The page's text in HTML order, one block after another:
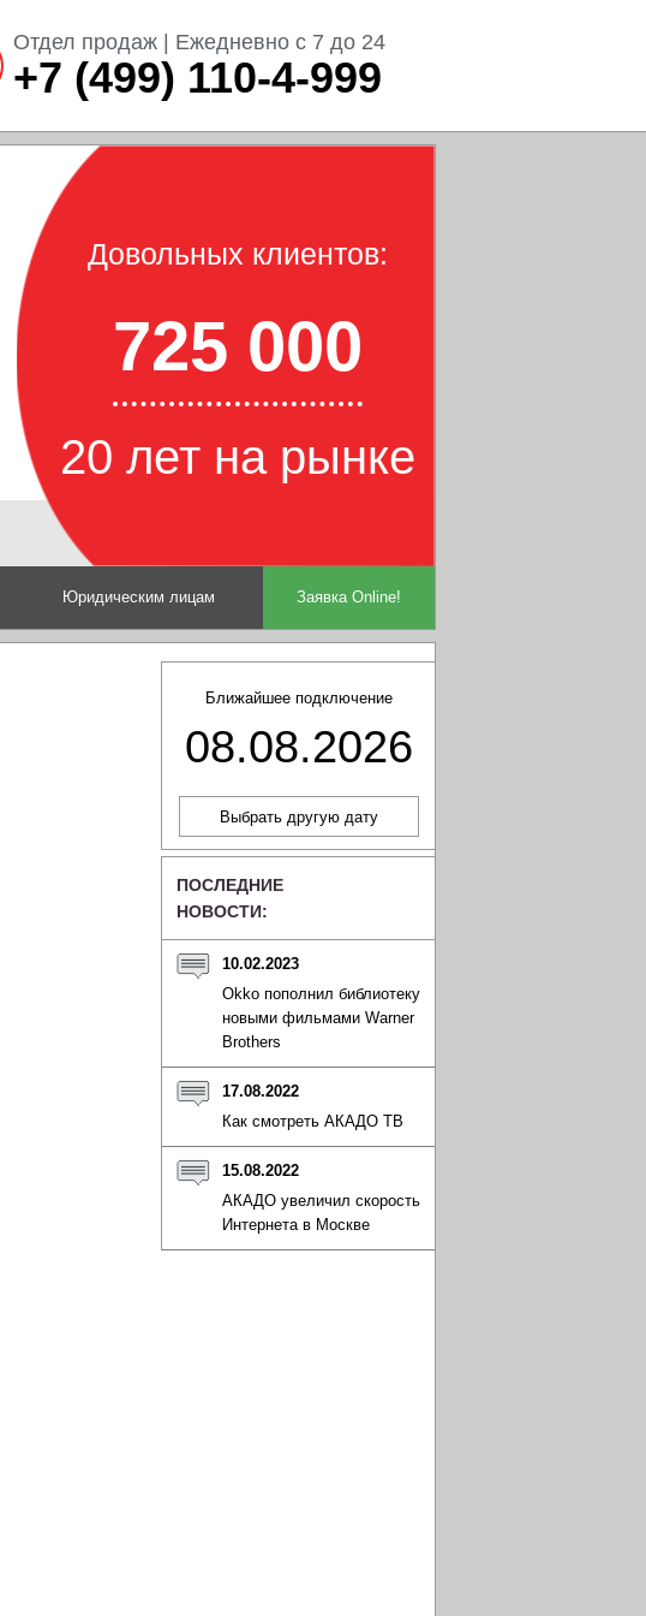
Отдел продаж | Ежедневно с 7 до 24
+7 (499) 110-4-999
Довольных клиентов:
725 000
20 лет на рынке
Юридическим лицам Заявка Online!
Ближайшее подключение
08.08.2026
ПОСЛЕДНИЕ
НОВОСТИ:
10.02.2023
Okko пополнил библиотеку
новыми фильмами Warner
Brothers
17.08.2022
Как смотреть АКАДО ТВ
15.08.2022
АКАДО увеличил скорость
Интернета в Москве